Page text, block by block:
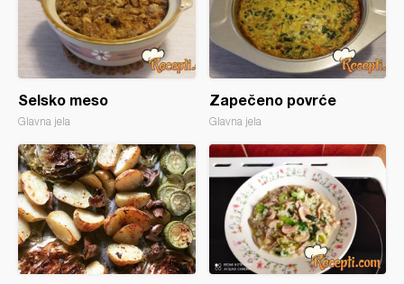
Selsko meso
Glavna jela
Zapečeno povrće
Glavna jela